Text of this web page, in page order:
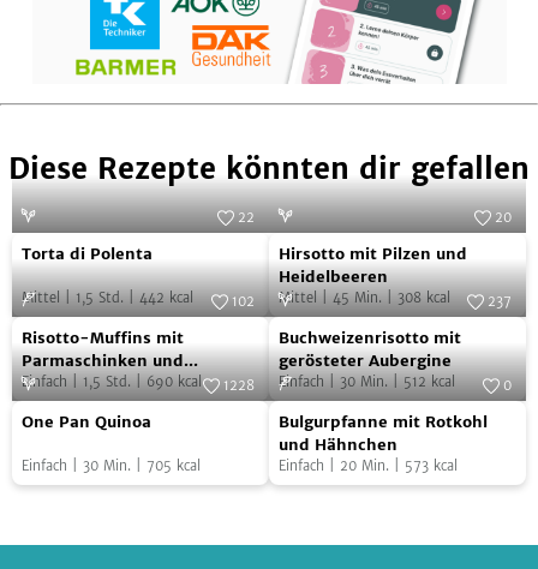
Diese Rezepte könnten dir gefallen
Torta
di
Polenta
22
Torta di Polenta
Mittel 1,5 Std. 442 kcal
Hirsotto
mit
Pilzen
und
Heidelbeeren
Gabriela und Günther Jost
20
Hirsotto mit Pilzen und
Heidelbeeren
Mittel 45 Min. 308 kcal
Risotto-
Muffins
mit
Parmaschinken
Spinatsalat
Foto:
102
Risotto-Muffins mit
Parmaschinken und
Spinatsalat
Einfach 1,5 Std. 690 kcal
Buchweizenrisotto
mit
gerösteter
Aubergine
237
Buchweizenrisotto mit
gerösteter Aubergine
Einfach 30 Min. 512 kcal
One
Quinoa
1228
One Pan Quinoa
Einfach 30 Min. 705 kcal
Bulgurpfanne
mit
Rotkohl
Foto: SevenCooks
0
Bulgurpfanne mit Rotkohl
und Hähnchen
Einfach 20 Min. 573 kcal